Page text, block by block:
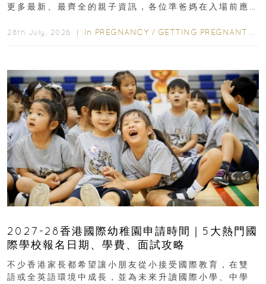
更多最新、最齊全的親子資訊，各位準爸媽在入場前應
28th July, 2026 ｜ In PREGNANCY / GETTING PREGNANT
2027-28香港國際幼稚園申請時間｜5大熱門國
際學校報名日期、學費、面試攻略
不少香港家長都希望讓小朋友從小接受國際教育，在雙
語或全英語環境中成長，並為未來升讀國際小學、中學